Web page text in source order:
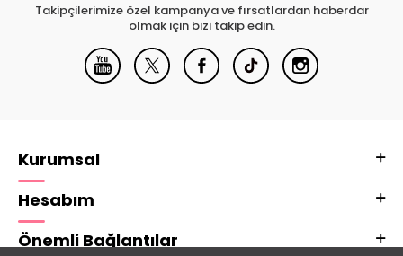
Takipçilerimize özel kampanya ve fırsatlardan haberdar
olmak için bizi takip edin.
Kurumsal
Hesabım
Önemli Bağlantılar